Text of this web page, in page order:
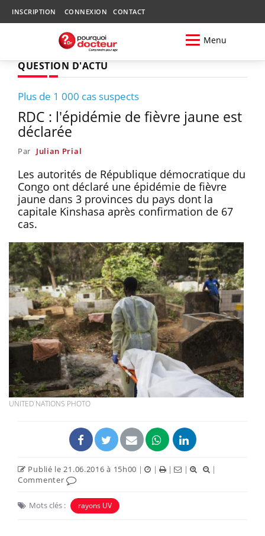
INSCRIPTION CONNEXION CONTACT
Menu
QUESTION D'ACTU
Plus de 1 000 cas suspects
RDC : l'épidémie de fièvre jaune est
déclarée
Par Julian Prial
Les autorités de République démocratique du
Congo ont déclaré une épidémie de fièvre
jaune dans 3 provinces du pays dont la
capitale Kinshasa après confirmation de 67
cas.
UNITED NATIONS PHOTO
Publié le 21.06.2016 à 15h00 | | | |
|
Commenter
Mots clés : rayons UV